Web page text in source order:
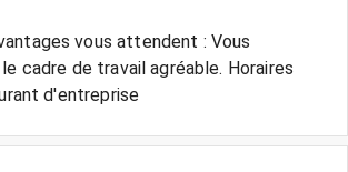
vous attendent : Vous
cadre de travail agréable. Horaires